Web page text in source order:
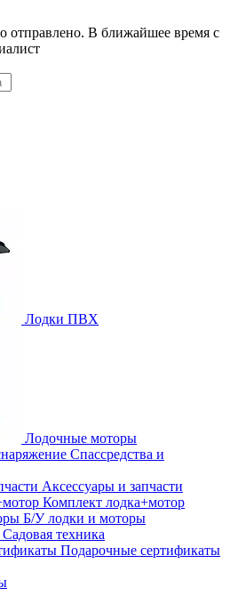
отправлено. В ближайшее время с
Лодки ПВХ
Лодочные моторы
Спассредства и
Аксессуары и запчасти
Комплект лодка+мотор
Б/У лодки и моторы
Садовая техника
Подарочные сертификаты